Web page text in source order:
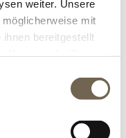
weiter. Unsere
mit
bereitgestellt
*